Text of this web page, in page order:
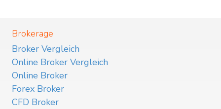
Brokerage
Broker Vergleich
Online Broker Vergleich
Online Broker
Forex Broker
CFD Broker